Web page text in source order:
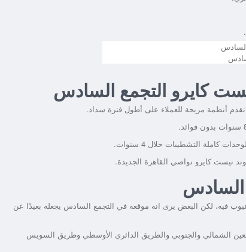
كايرو التجمع السادس
أنظمة مريحة للعملاء على أطول فترة سداد.
نيست كايرو نواصي القاهرة الجديدة.
السادس
فيه، لكن البعض يرى انه موقعه في التجمع السادس يجعله بعيدًا عن
الشمالي والجنوبي والطريق الدائري الأوسطي وطريق السويس